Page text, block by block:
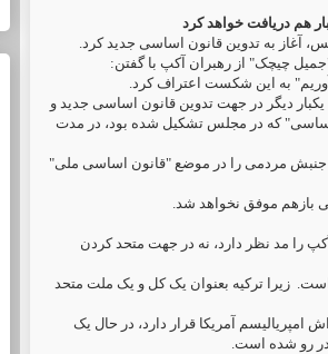
هم دریافت خواهد کرد
چیچک" از رهبران آکپ با گفتن:
به این شکست اعتراف کرد.
با جسارت یافتن از نتایج انتخابات اول نوامبر {2015} یکبار دیگر در جهت تدوین قانون اساسی جدید و
که در مجلس تشکیل شده بود، در مدت
جنبش مردمی را در موضع "قانون اساسی ملی"
بازهم موفق نخواهد شد.
را مد نظر دارد، نه در جهت متحد کردن
است. زیرا ترکیه بعنوان یک کل و یک ملت متحد
اش امپریالیسم آمریکا قرار دارد، در حال یک
در رو شده است.